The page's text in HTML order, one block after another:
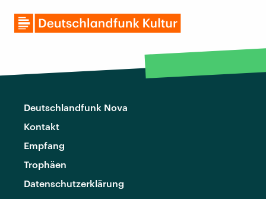
Deutschlandfunk Nova
Kontakt
Empfang
Trophäen
Datenschutzerklärung